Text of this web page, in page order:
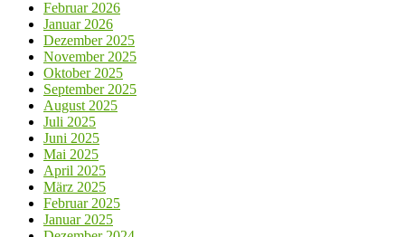
Februar 2026
Januar 2026
Dezember 2025
November 2025
Oktober 2025
September 2025
August 2025
Juli 2025
Juni 2025
Mai 2025
April 2025
März 2025
Februar 2025
Januar 2025